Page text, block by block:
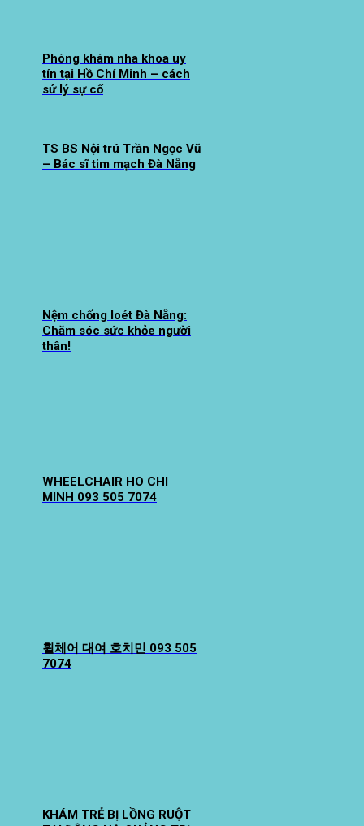
Phòng khám nha khoa uy
tín tại Hồ Chí Minh – cách
sử lý sự cố
TS BS Nội trú Trần Ngọc Vũ
– Bác sĩ tim mạch Đà Nẵng
Nệm chống loét Đà Nẵng:
Chăm sóc sức khỏe người
thân!
WHEELCHAIR HO CHI
MINH 093 505 7074
휠체어 대여 호치민 093 505
7074
KHÁM TRẺ BỊ LỒNG RUỘT